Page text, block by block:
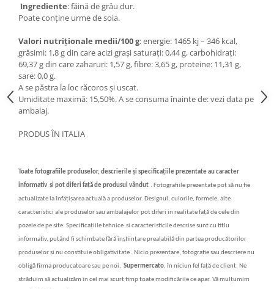
Ingrediente: făină de grâu dur.
Poate conține urme de soia.
Valori nutriționale medii/100 g: energie: 1465 kj – 346 kcal,
grăsimi: 1,8 g din care acizi grași saturați: 0,44 g, carbohidrați:
69,37 g din care zaharuri: 1,57 g, fibre: 3,65 g, proteine: 11,31 g,
sare: 0,0 g.
A se păstra la loc răcoros și uscat.
Umiditate maximă: 15,50%. A se consuma înainte de: vezi data pe
ambalaj.
PRODUS ÎN ITALIA
Toate fotografiile produselor, descrierileși specificațiileprezentate au caracter
informativ și pot diferi fațăde produsul vândut . Fotografiile prezentate pot sănu fie
actualizate la înfățișarea actual ăa produselor. Designul, culorile, formele, alte
caracteristici ale produselor sau ambalajelor pot diferi in realitate fațăde cele din
pozele de pe site. Specificațiile tehnice si caracteristicile descrise sunt cu titlu
informativ, putând fi schimbate fărăînștiințare prealabil ădin partea producătorilor
produselorși nu constituie obligativitate . Nicio prezentare, fotografie sau descriere nu
obligăfirma producatoare sau pe noi, Supermercato, în niciun fel fațăde client. Ne
străduim să actualizăm în cel mai scurt timp toate modificările ce apar. Vă mulțumim